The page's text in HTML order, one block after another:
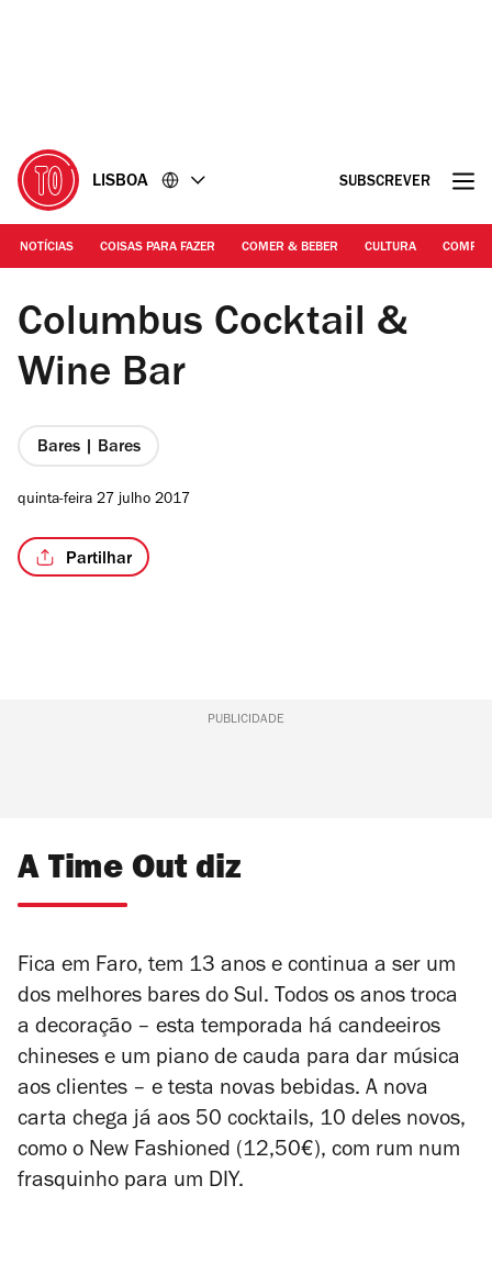
LISBOA SUBSCREVER
NOTÍCIAS COISAS PARA FAZER COMER & BEBER CULTURA
Fotografia: Francisco Santos
Columbus Cocktail &
Wine Bar
Bares | Bares
quinta-feira 27 julho 2017
Partilhar
PUBLICIDADE
A Time Out diz
Fica em Faro, tem 13 anos e continua a ser um
dos melhores bares do Sul. Todos os anos troca
a decoração – esta temporada há candeeiros
chineses e um piano de cauda para dar música
aos clientes – e testa novas bebidas. A nova
carta chega já aos 50 cocktails, 10 deles novos,
como o New Fashioned (12,50€), com rum num
frasquinho para um DIY.